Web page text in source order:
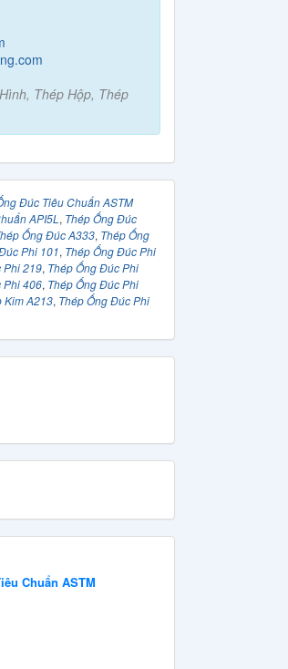
Thép Hộp, Thép
Đúc Tiêu Chuẩn ASTM
API5L , Thép Ống Đúc
Ống Đúc A333, Thép Ống
Phi 101, Thép Ống Đúc Phi
Phi 219, Thép Ống Đúc Phi
Phi 406, Thép Ống Đúc Phi
Kim A213, Thép Ống Đúc Phi
Chuẩn ASTM